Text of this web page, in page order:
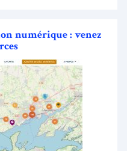
numérique : venez